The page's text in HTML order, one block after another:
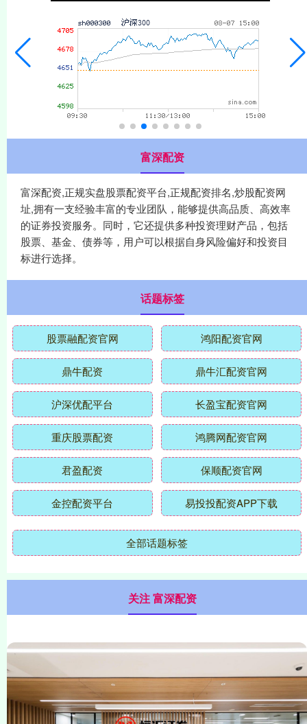
富深配资
富深配资,正规实盘股票配资平台,正规配资排名,炒股配资网
址,拥有一支经验丰富的专业团队，能够提供高品质、高效率
的证券投资服务。同时，它还提供多种投资理财产品，包括
股票、基金、债券等，用户可以根据自身风险偏好和投资目
标进行选择。
话题标签
股票融配资官网 鸿阳配资官网
鼎牛配资 鼎牛汇配资官网
沪深优配平台 长盈宝配资官网
重庆股票配资 鸿腾网配资官网
君盈配资 保顺配资官网
金控配资平台 易投投配资APP下载
全部话题标签
关注 富深配资